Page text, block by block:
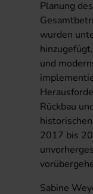
Planung
wurden
und
Rückbau
2017 bis
Sabine